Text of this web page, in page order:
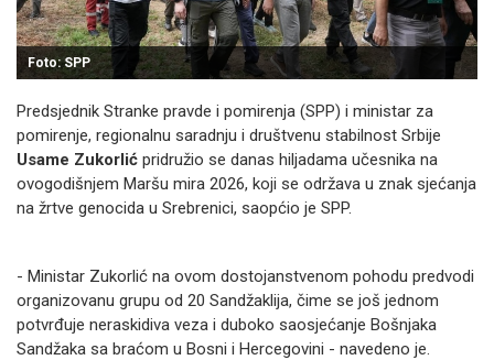
Foto: SPP
Predsjednik Stranke pravde i pomirenja (SPP) i ministar za
pomirenje, regionalnu saradnju i društvenu stabilnost Srbije
Usame Zukorlić pridružio se danas hiljadama učesnika na
ovogodišnjem Maršu mira 2026, koji se održava u znak sjećanja
na žrtve genocida u Srebrenici, saopćio je SPP.
- Ministar Zukorlić na ovom dostojanstvenom pohodu predvodi
organizovanu grupu od 20 Sandžaklija, čime se još jednom
potvrđuje neraskidiva veza i duboko saosjećanje Bošnjaka
Sandžaka sa braćom u Bosni i Hercegovini - navedeno je.